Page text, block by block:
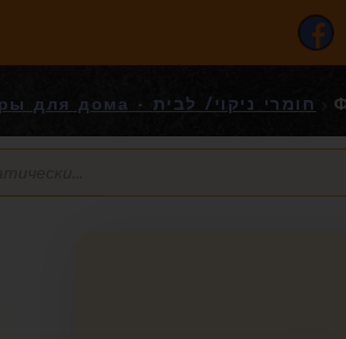
Бытовая химия | Товары для дома - חומרי ניקוי/ לבית